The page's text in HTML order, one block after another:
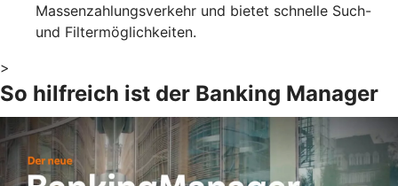
Massenzahlungsverkehr und bietet schnelle Such-
und Filtermöglichkeiten.
>
So hilfreich ist der Banking Manager